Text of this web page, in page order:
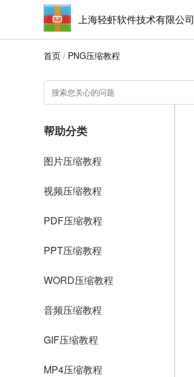
上海轻虾软件技术有限公司
首页 / PNG压缩教程
帮助分类
图片压缩教程
视频压缩教程
PDF压缩教程
PPT压缩教程
WORD压缩教程
音频压缩教程
GIF压缩教程
MP4压缩教程